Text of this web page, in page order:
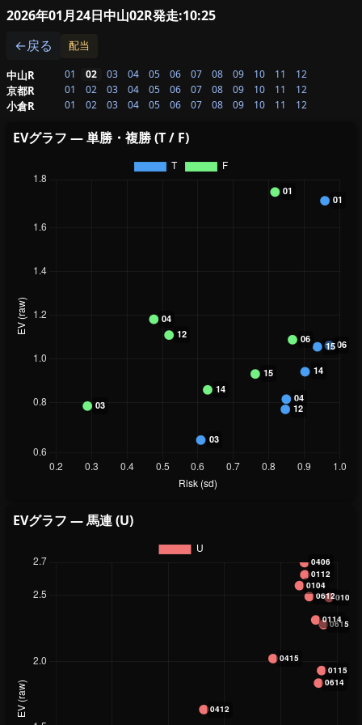
2026年01月24日中山02R発走:10:25
←戻る
配当
中山R 01 02 03 04 05 06 07 08 09 10 11 12
京都R 01 02 03 04 05 06 07 08 09 10 11 12
小倉R 01 02 03 04 05 06 07 08 09 10 11 12
EVグラフ — 単勝・複勝 (T / F)
EVグラフ — 馬連 (U)